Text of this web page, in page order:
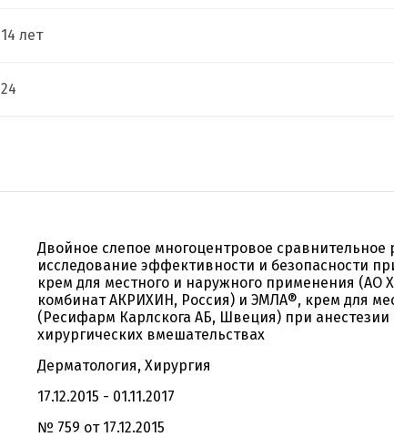
14 лет
24
Двойное слепое многоцентровое
исследование эффективности и безопасности
крем для местного и наружного применения
комбинат АКРИХИН, Россия) и ЭМЛА®, крем для
(Ресифарм Карлскога АБ, Швеция) при
хирургических вмешательствах
Дерматология, Хирургия
17.12.2015 - 01.11.2017
№ 759 от 17.12.2015